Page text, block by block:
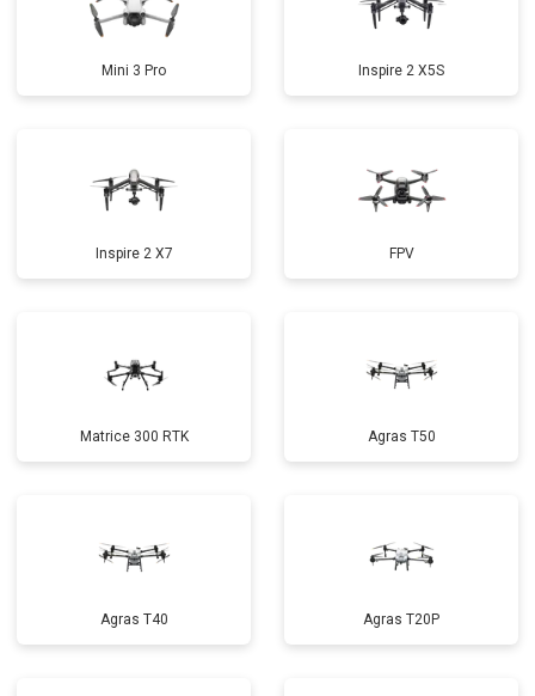
Mini 3 Pro Inspire 2 X5S
Inspire 2 X7 FPV
Matrice 300 RTK Agras T50
Agras T40 Agras T20P